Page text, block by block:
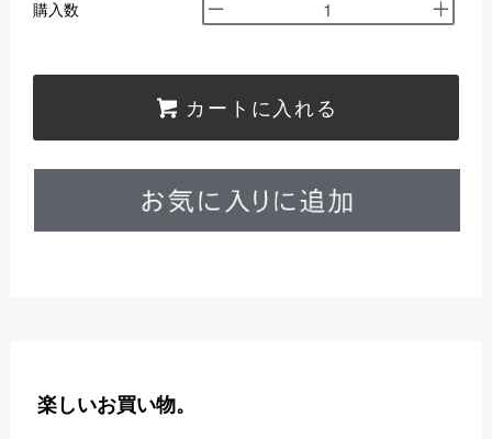
購入数
カートに入れる
楽しいお買い物。